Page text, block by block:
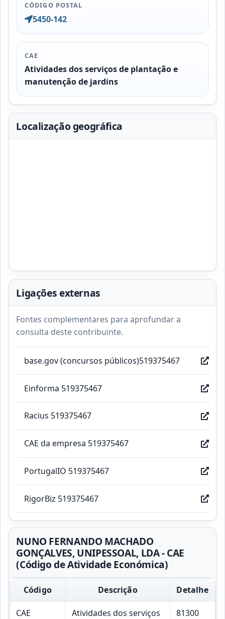
CÓDIGO POSTAL
5450-142
CAE
Atividades dos serviços de plantação e
manutenção de jardins
Localização geográfica
Ligações externas
Fontes complementares para aprofundar a
consulta deste contribuinte.
base.gov (concursos públicos)519375467
Einforma 519375467
Racius 519375467
CAE da empresa 519375467
PortugalIO 519375467
RigorBiz 519375467
NUNO FERNANDO MACHADO
GONÇALVES, UNIPESSOAL, LDA - CAE
(Código de Atividade Económica)
Código Descrição Detalhe
CAE
Atividades dos serviços
81300